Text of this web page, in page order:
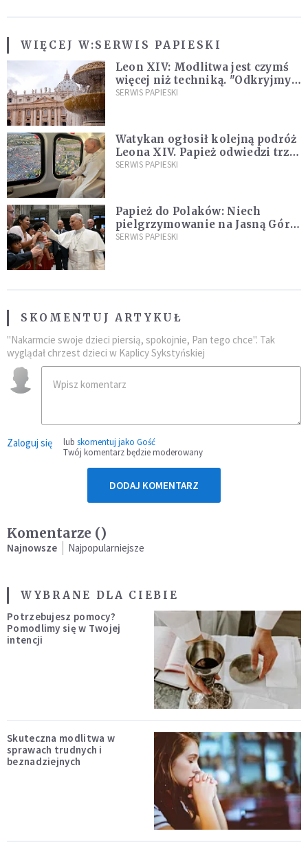
WIĘCEJ W:SERWIS PAPIESKI
Leon XIV: Modlitwa jest czymś
więcej niż techniką. "Odkryjmy
ją na nowo"
SERWIS PAPIESKI
Watykan ogłosił kolejną podróż
Leona XIV. Papież odwiedzi trzy
kraje Ameryki Południowej
SERWIS PAPIESKI
Papież do Polaków: Niech
pielgrzymowanie na Jasną Górę
umocni wiarę i nadzieję
SERWIS PAPIESKI
SKOMENTUJ ARTYKUŁ
"Nakarmcie swoje dzieci piersią, spokojnie, Pan tego chce". Tak
wyglądał chrzest dzieci w Kaplicy Sykstyńskiej
Zaloguj się lub skomentuj jako Gość
Twój komentarz będzie moderowany
DODAJ KOMENTARZ
Komentarze ()
Najnowsze Najpopularniejsze
WYBRANE DLA CIEBIE
Potrzebujesz pomocy?
Pomodlimy się w Twojej
intencji
Skuteczna modlitwa w
sprawach trudnych i
beznadziejnych